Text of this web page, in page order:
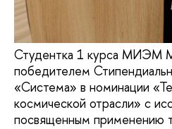
Студентка 1 курса МИЭМ
победителем
«Система» в номинации
космической отрасли» с
посвященным применению